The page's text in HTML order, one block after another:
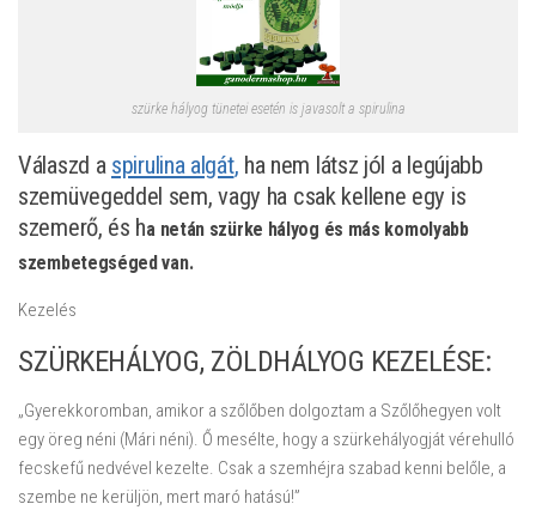
szürke hályog tünetei esetén is javasolt a spirulina
Válaszd a spirulina algát, ha nem látsz jól a legújabb
szemüvegeddel sem, vagy ha csak kellene egy is
szemerő, és ha netán szürke hályog és más komolyabb
szembetegséged van.
Kezelés
SZÜRKEHÁLYOG, ZÖLDHÁLYOG KEZELÉSE:
„Gyerekkoromban, amikor a szőlőben dolgoztam a Szőlőhegyen volt
egy öreg néni (Mári néni). Ő mesélte, hogy a szürkehályogját vérehulló
fecskefű nedvével kezelte. Csak a szemhéjra szabad kenni belőle, a
szembe ne kerüljön, mert maró hatású!”